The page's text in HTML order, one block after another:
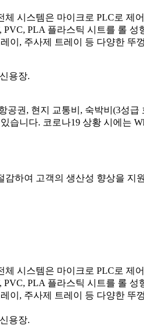
시스템은 마이크로 PLC로 제
PLA 플라스틱 시트를 롤
이, 주사제 트레이 등 다양한 뚜
용장.
권, 현지 교통비, 숙박비(3성
니다. 코로나19 상황 시에는
하여 고객의 생산성 향상을 지
시스템은 마이크로 PLC로 제
PLA 플라스틱 시트를 롤
이, 주사제 트레이 등 다양한 뚜
용장.